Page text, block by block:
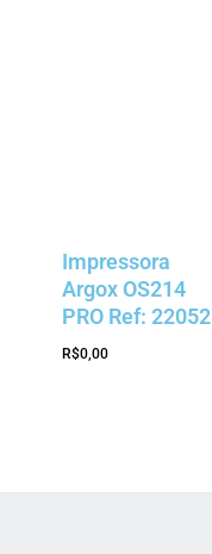
Impressora
Argox OS214
PRO Ref: 22052
R$0,00